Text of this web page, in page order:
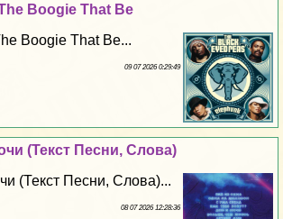
Boogie That Be
Boogie That Be...
09 07 2026 0:29:49
(Текст Песни, Слова)
(Текст Песни, Слова)...
08 07 2026 12:28:36